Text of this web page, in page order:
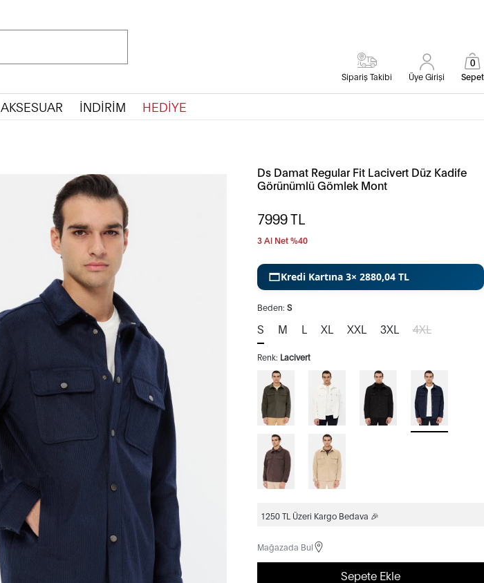
Sipariş Takibi Üye Girişi Sepet
0
AKSESUAR İNDİRİM HEDİYE
Ds Damat Regular Fit Lacivert Düz Kadife
Görünümlü Gömlek Mont
7999TL
3 Al Net %40
Kredi Kartına 3× 2880,04 TL
Beden: S
S M L XL XXL 3XL 4XL
Renk: Lacivert
1250 TL Üzeri Kargo Bedava 🎉
Mağazada Bul
Sepete Ekle